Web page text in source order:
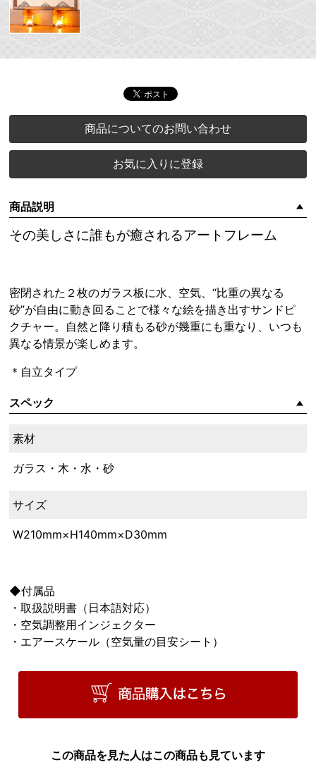
商品についてのお問い合わせ
お気に入りに登録
商品説明
その美しさに誰もが癒されるアートフレーム
密閉された２枚のガラス板に水、空気、“比重の異なる
砂”が自由に動き回ることで様々な絵を描き出すサンドピ
クチャー。自然と降り積もる砂が幾重にも重なり、いつも
異なる情景が楽しめます。
＊自立タイプ
スペック
素材
ガラス・木・水・砂
サイズ
W210mm×H140mm×D30mm
◆付属品
・取扱説明書（日本語対応）
・空気調整用インジェクター
・エアースケール（空気量の目安シート）
この商品を見た人はこの商品も見ています